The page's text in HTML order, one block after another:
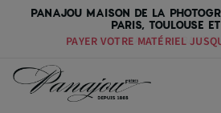
PANAJOU MAISON DE LA
PARIS, TOULOUSE
PAYER VOTRE MATÉRIEL